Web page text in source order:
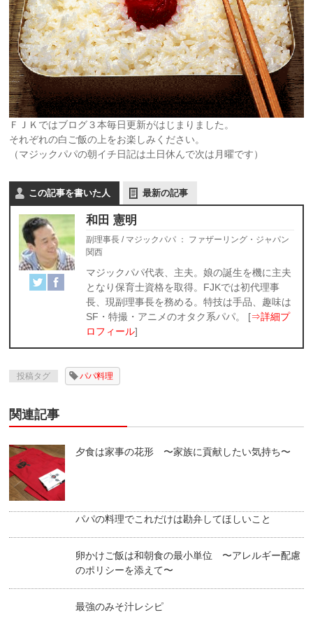
ＦＪＫではブログ３本毎日更新がはじまりました。
それぞれの白ご飯の上をお楽しみください。
（マジックパパの朝イチ日記は土日休んで次は月曜です）
この記事を書いた人 最新の記事
和田 憲明
副理事長 / マジックパパ ： ファザーリング・ジャパン
関西
マジックパパ代表、主夫。娘の誕生を機に主夫
となり保育士資格を取得。FJKでは初代理事
長、現副理事長を務める。特技は手品、趣味は
SF・特撮・アニメのオタク系パパ。 [⇒詳細プ
ロフィール]
投稿タグ パパ料理
関連記事
夕食は家事の花形 〜家族に貢献したい気持ち〜
パパの料理でこれだけは勘弁してほしいこと
卵かけご飯は和朝食の最小単位 〜アレルギー配慮
のポリシーを添えて〜
最強のみそ汁レシピ